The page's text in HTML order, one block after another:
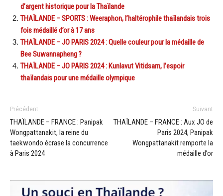
d’argent historique pour la Thaïlande
THAÏLANDE – SPORTS : Weeraphon, l’haltérophile thaïlandais trois
fois médaillé d’or à 17 ans
THAÏLANDE – JO PARIS 2024 : Quelle couleur pour la médaille de
Bee Suwannapheng ?
THAÏLANDE – JO PARIS 2024 : Kunlavut Vitidsarn, l’espoir
thaïlandais pour une médaille olympique
Précédent
THAÏLANDE – FRANCE : Panipak
Wongpattanakit, la reine du
taekwondo écrase la concurrence
à Paris 2024
Suivant
THAÏLANDE – FRANCE : Aux JO de
Paris 2024, Panipak
Wongpattanakit remporte la
médaille d’or